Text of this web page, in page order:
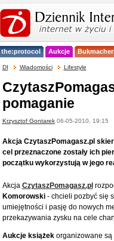
the:protocol Aukcje
DI Wiadomości Lifestyle
pomaganie
Krzysztof Gontarek06-05-2010, 19:15
Akcja CzytaszPomagasz.pl
cel przeznaczone zostały ich
początku wykorzystują w jego
Akcja CzytaszPomagasz.pl
Komorowski- chcieli pozbyć się
umiejętności i pasję do nowych
przekazywania zysku na cele
Aukcje książekorganizowane są